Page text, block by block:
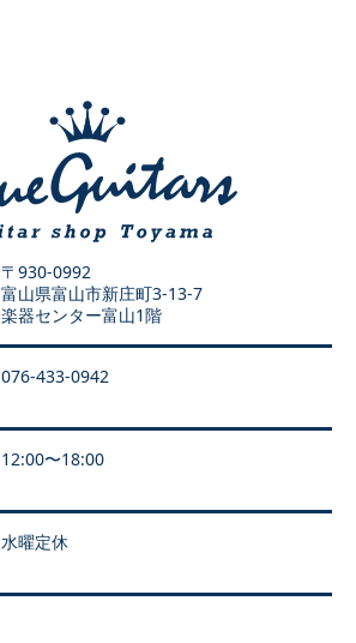
〒930-0992
富山県富山市新庄町3-13-7
楽器センター富山1階
076-433-0942
12:00〜18:00
水曜定休